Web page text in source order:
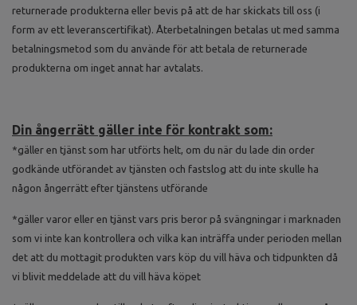
returnerade produkterna eller bevis på att de har skickats till oss (i
form av ett leveranscertifikat). Återbetalningen betalas ut med samma
betalningsmetod som du använde för att betala de returnerade
produkterna om inget annat har avtalats.
Din ångerrätt gäller inte för kontrakt som:
*gäller en tjänst som har utförts helt, om du när du lade din order
godkände utförandet av tjänsten och fastslog att du inte skulle ha
någon ångerrätt efter tjänstens utförande
*gäller varor eller en tjänst vars pris beror på svängningar i marknaden
som vi inte kan kontrollera och vilka kan inträffa under perioden mellan
det att du mottagit produkten vars köp du vill häva och tidpunkten då
vi blivit meddelade att du vill häva köpet